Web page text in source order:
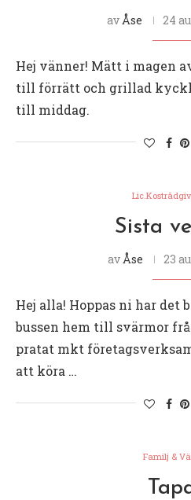
av Åse 24
Hej vänner! Mätt i magen
till förrätt och grillad
till middag.
Sista
av Åse 23
Hej alla! Hoppas ni har det
bussen hem till svärmor
pratat mkt
att köra …
Familj &